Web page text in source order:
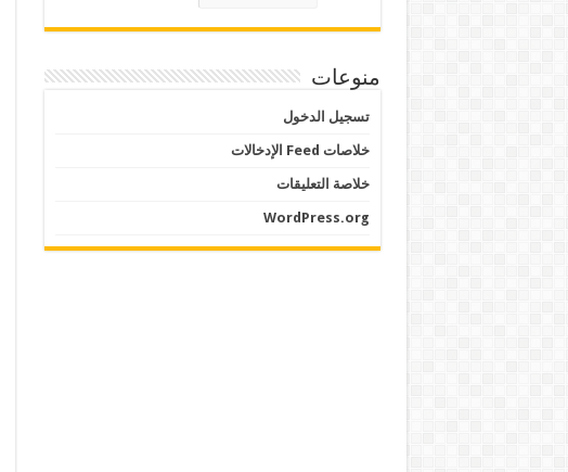
منوعات
تسجيل الدخول
خلاصات Feed الإدخالات
خلاصة التعليقات
WordPress.org